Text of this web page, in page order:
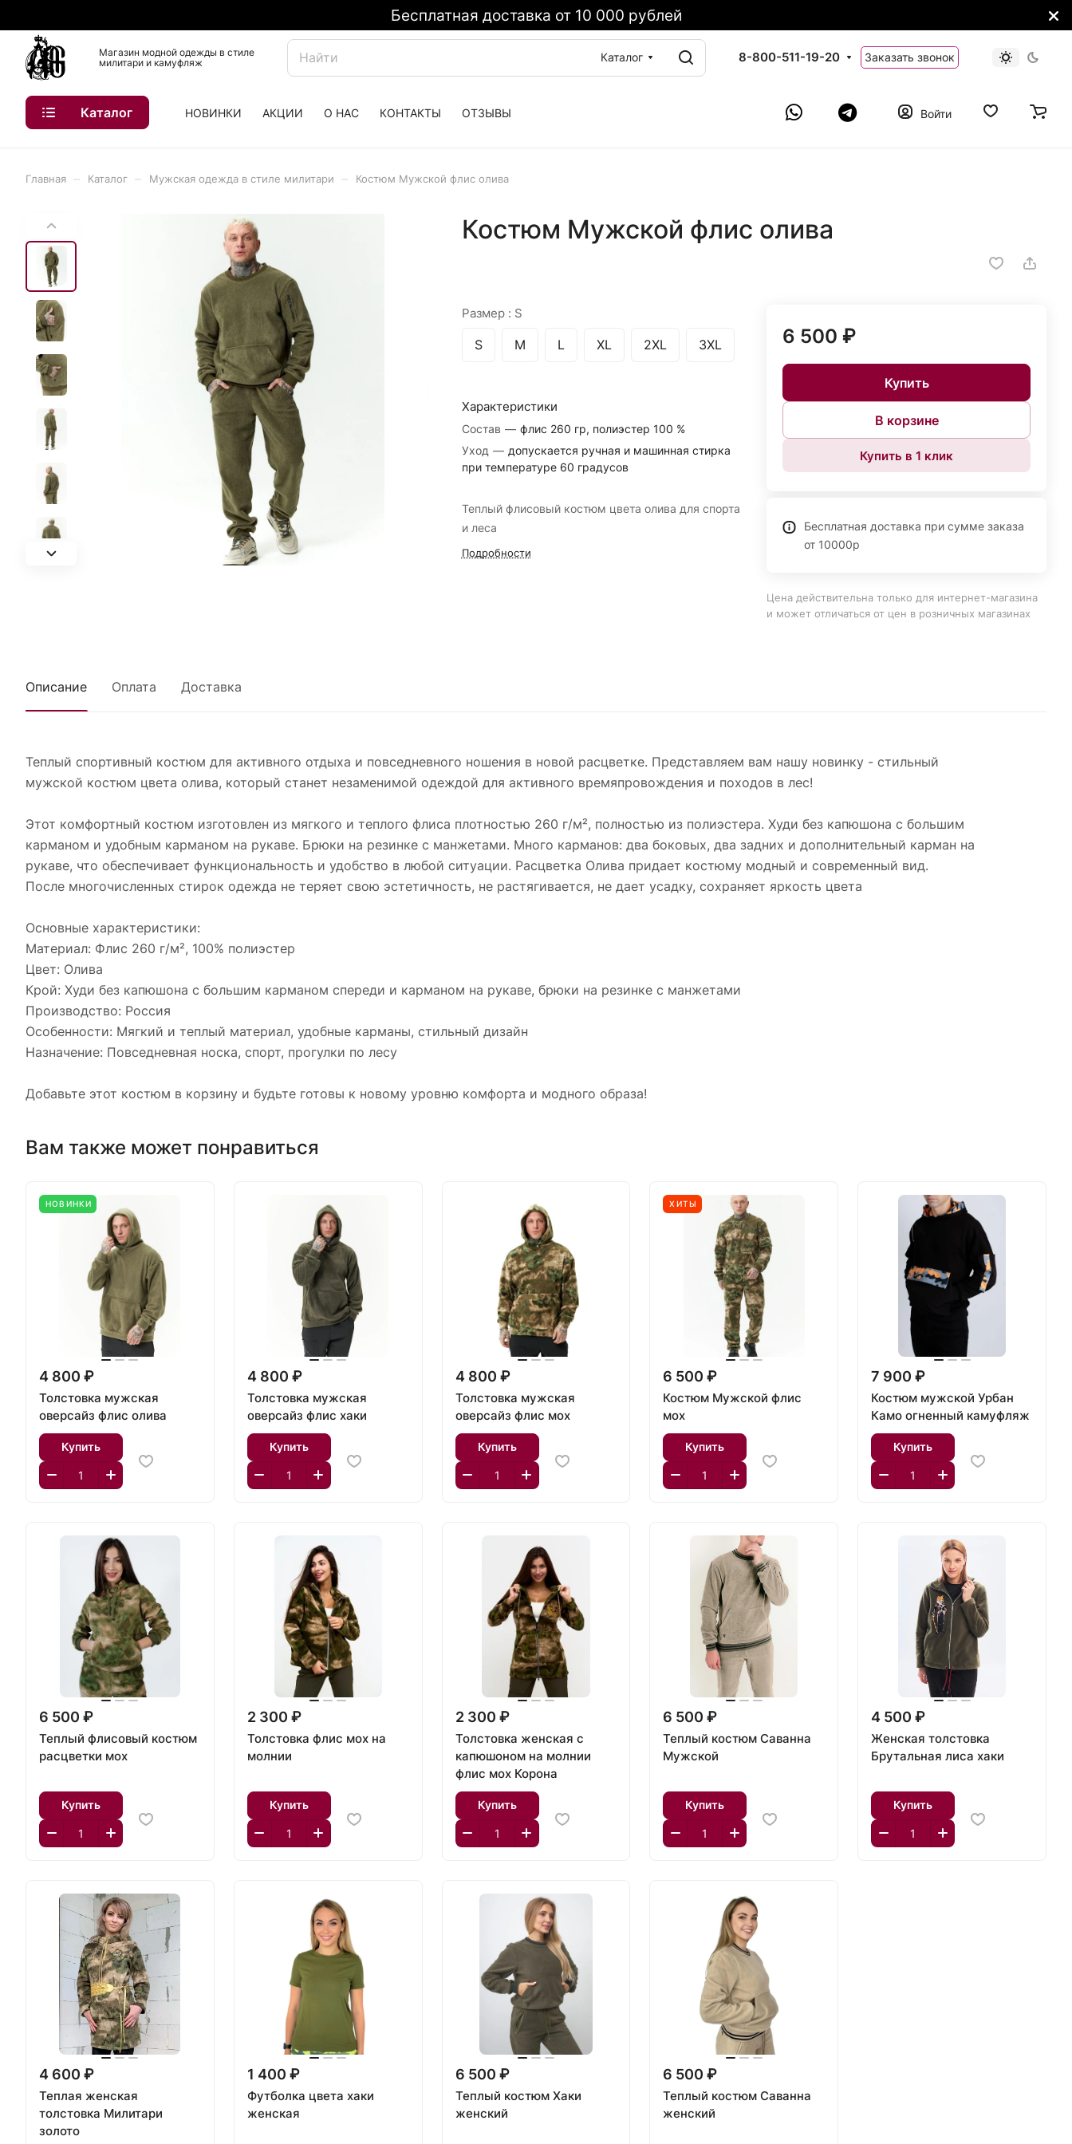
Бесплатная доставка от 10 000 рублей
Магазин модной одежды в стиле
милитари и камуфляж
Каталог 8-800-511-19-20 Заказать звонок
Каталог НОВИНКИ АКЦИИ О НАС КОНТАКТЫ ОТЗЫВЫ Войти
Главная Каталог Мужская одежда в стиле милитари Костюм Мужской флис олива
Костюм Мужской флис олива
Размер : S
S M L XL 2XL 3XL
Характеристики
Состав — флис 260 гр, полиэстер 100 %
Уход — допускается ручная и машинная стирка
при температуре 60 градусов
Теплый флисовый костюм цвета олива для спорта
и леса
Подробности
6 500 ₽
Купить
В корзине
Купить в 1 клик
Бесплатная доставка при сумме заказа
от 10000р
Цена действительна только для интернет-магазина
и может отличаться от цен в розничных магазинах
Описание Оплата Доставка
Теплый спортивный костюм для активного отдыха и повседневного ношения в новой расцветке. Представляем вам нашу новинку - стильный
мужской костюм цвета олива, который станет незаменимой одеждой для активного времяпровождения и походов в лес!
Этот комфортный костюм изготовлен из мягкого и теплого флиса плотностью 260 г/м², полностью из полиэстера. Худи без капюшона с большим
карманом и удобным карманом на рукаве. Брюки на резинке с манжетами. Много карманов: два боковых, два задних и дополнительный карман на
рукаве, что обеспечивает функциональность и удобство в любой ситуации. Расцветка Олива придает костюму модный и современный вид.
После многочисленных стирок одежда не теряет свою эстетичность, не растягивается, не дает усадку, сохраняет яркость цвета
Основные характеристики:
Материал: Флис 260 г/м², 100% полиэстер
Цвет: Олива
Крой: Худи без капюшона с большим карманом спереди и карманом на рукаве, брюки на резинке с манжетами
Производство: Россия
Особенности: Мягкий и теплый материал, удобные карманы, стильный дизайн
Назначение: Повседневная носка, спорт, прогулки по лесу
Добавьте этот костюм в корзину и будьте готовы к новому уровню комфорта и модного образа!
Вам также может понравиться
НОВИНКИ
4 800 ₽
Толстовка мужская
оверсайз флис олива
Купить
4 800 ₽
Толстовка мужская
оверсайз флис хаки
Купить
4 800 ₽
Толстовка мужская
оверсайз флис мох
Купить
ХИТЫ
6 500 ₽
Костюм Мужской флис
мох
Купить
7 900 ₽
Костюм мужской Урбан
Камо огненный камуфляж
Купить
6 500 ₽
Теплый флисовый костюм
расцветки мох
Купить
2 300 ₽
Толстовка флис мох на
молнии
Купить
2 300 ₽
Толстовка женская с
капюшоном на молнии
флис мох Корона
Купить
6 500 ₽
Теплый костюм Саванна
Мужской
Купить
4 500 ₽
Женская толстовка
Брутальная лиса хаки
Купить
4 600 ₽
Теплая женская
толстовка Милитари
золото
1 400 ₽
Футболка цвета хаки
женская
6 500 ₽
Теплый костюм Хаки
женский
6 500 ₽
Теплый костюм Саванна
женский